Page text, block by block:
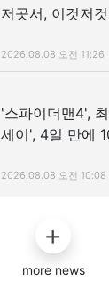
저곳서, 이것저
2026.08.08 오전 11:26
'스파이더맨4',
세이', 4일 만에
2026.08.08 오전 10:08
more news